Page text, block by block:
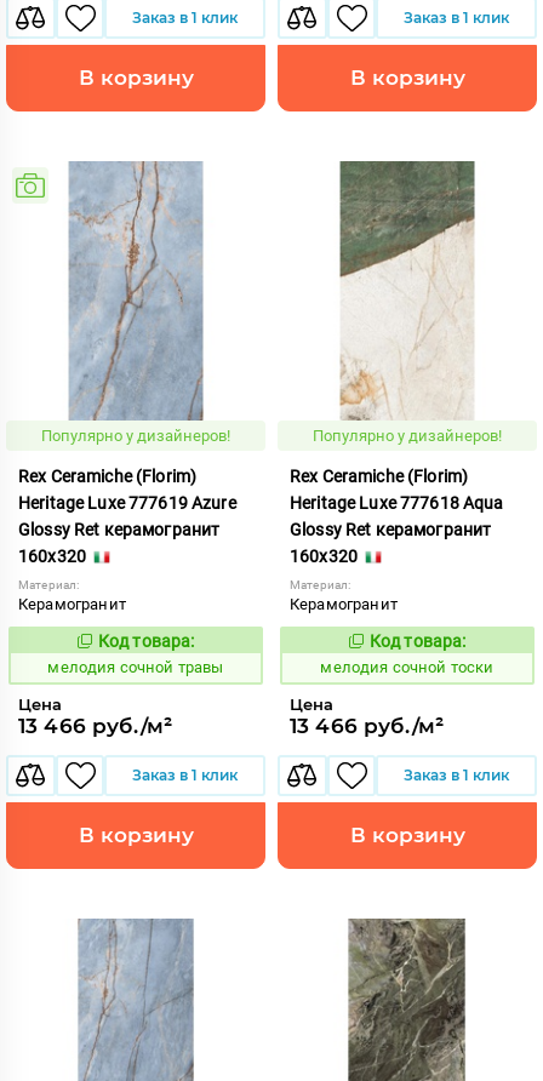
Заказ в 1 клик
В корзину
Заказ в 1 клик
В корзину
Популярно у дизайнеров!
Rex Ceramiche (Florim)
Heritage Luxe 777619 Azure
Glossy Ret керамогранит
160x320
Материал:
Керамогранит
965107
Код товара:
мелодия сочной травы
Цена
13 466 руб./м²
Заказ в 1 клик
В корзину
Популярно у дизайнеров!
Rex Ceramiche (Florim)
Heritage Luxe 777618 Aqua
Glossy Ret керамогранит
160x320
Материал:
Керамогранит
965106
Код товара:
мелодия сочной тоски
Цена
13 466 руб./м²
Заказ в 1 клик
В корзину